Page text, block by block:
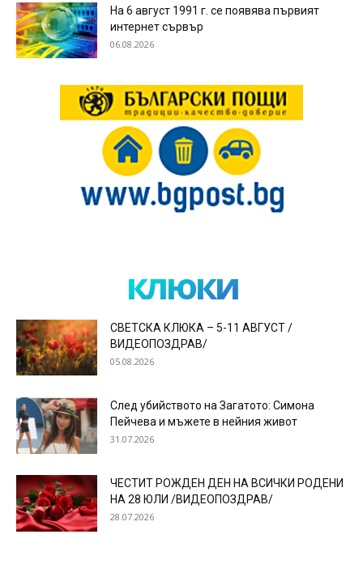
На 6 август 1991 г. се появява първият
интернет сървър
06.08.2026
клюки
СВЕТСКА КЛЮКА – 5-11 АВГУСТ /
ВИДЕОПОЗДРАВ/
05.08.2026
След убийството на Загатото: Симона
Пейчева и мъжете в нейния живот
31.07.2026
ЧЕСТИТ РОЖДЕН ДЕН НА ВСИЧКИ РОДЕНИ
НА 28 ЮЛИ /ВИДЕОПОЗДРАВ/
28.07.2026